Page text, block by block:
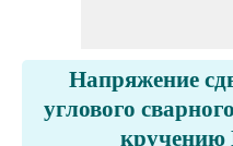
Напряжение
углового
кручению